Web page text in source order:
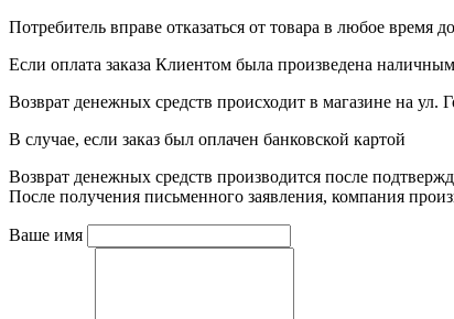
Потребитель вправе отказаться от товара в любое время
Если оплата заказа Клиентом была произведена
Возврат денежных средств происходит в магазине на ул.
В случае, если заказ был оплачен банковской картой
Возврат денежных средств производится после
После получения письменного заявления, компания
Ваше имя